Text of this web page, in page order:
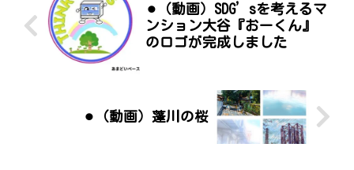
⚫︎（動画）SDG’sを考えるマ
ンション大谷『おーくん』
のロゴが完成しました
⚫︎（動画）蓬川の桜